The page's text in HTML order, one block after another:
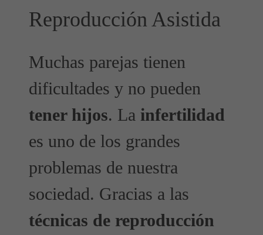
Reproducción Asistida
Muchas parejas tienen
dificultades y no pueden
tener hijos. La infertilidad
es uno de los grandes
problemas de nuestra
sociedad. Gracias a las
técnicas de reproducción